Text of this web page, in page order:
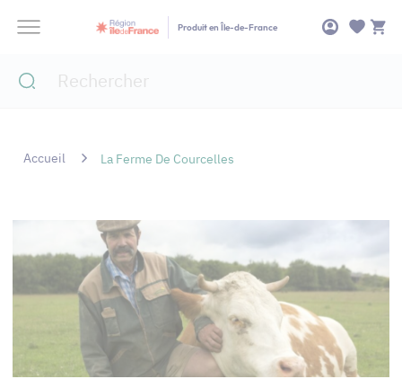
Produit en Île-de-France
Accueil La Ferme De Courcelles